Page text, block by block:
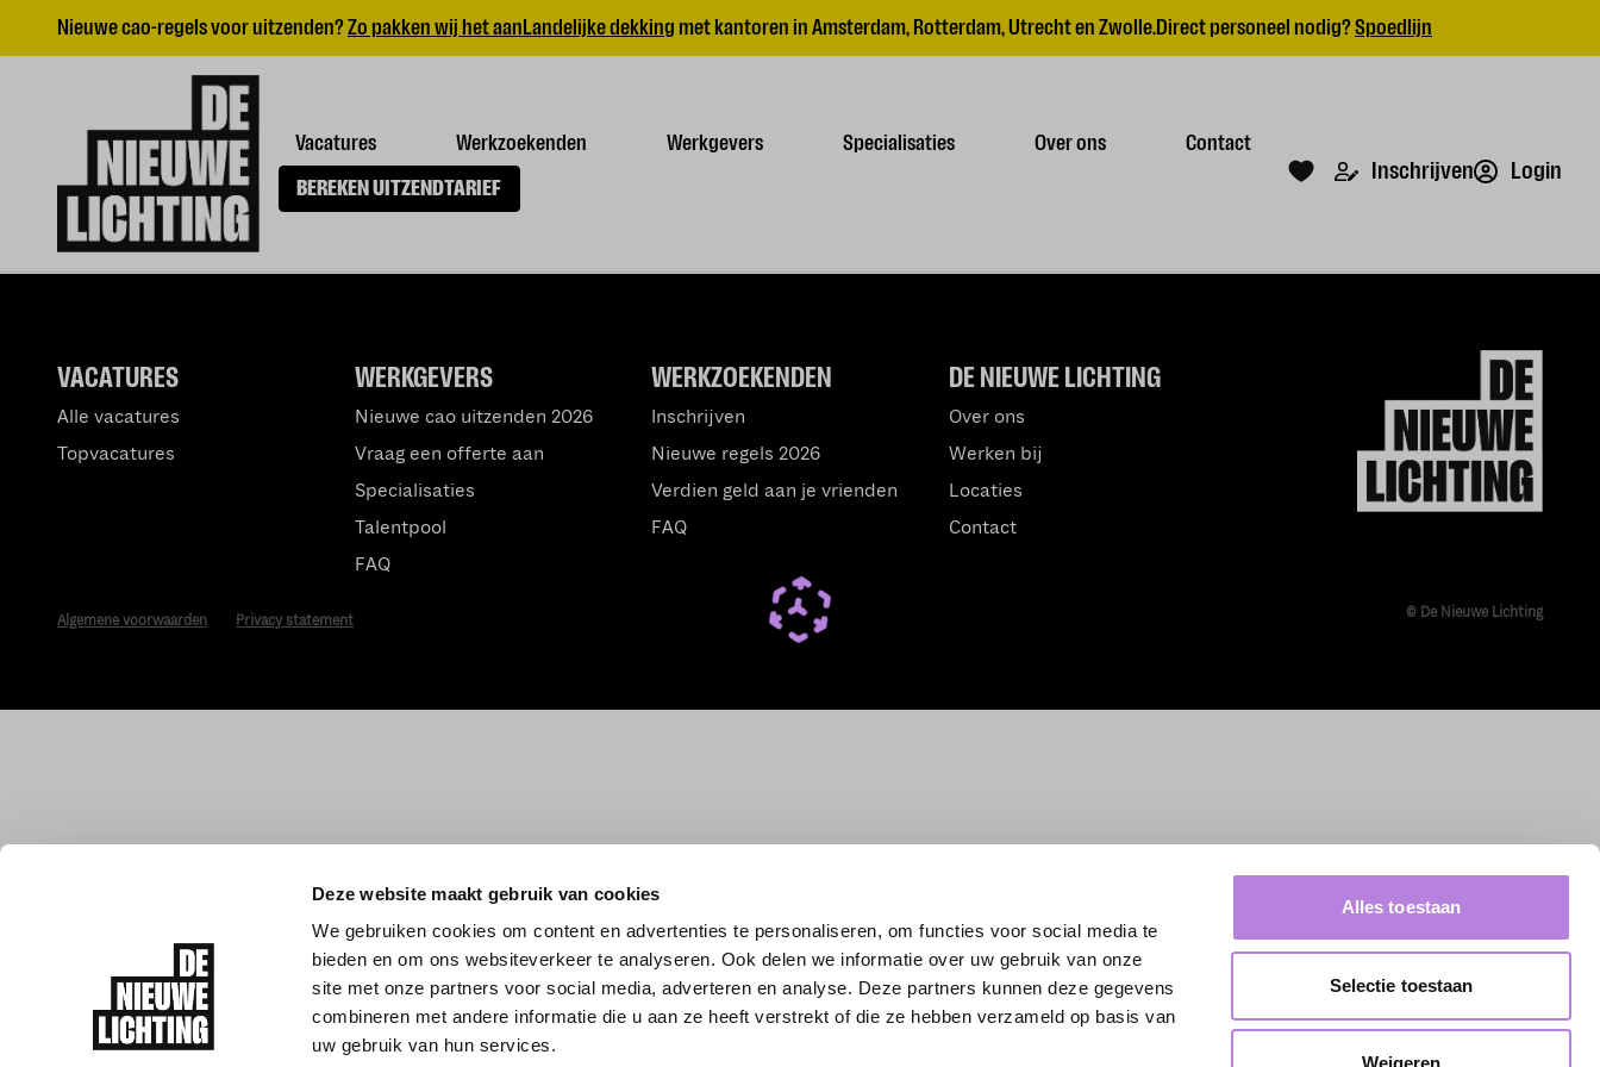
Deze website maakt gebruik van cookies
We gebruiken cookies om content en advertenties te personaliseren, om functies voor social media te
bieden en om ons websiteverkeer te analyseren. Ook delen we informatie over uw gebruik van onze
site met onze partners voor social media, adverteren en analyse. Deze partners kunnen deze gegevens
combineren met andere informatie die u aan ze heeft verstrekt of die ze hebben verzameld op basis van
uw gebruik van hun services.
Alles toestaan
Selectie toestaan
Weigeren
Nieuwe cao-regels voor uitzenden?Zo pakken wij het aanLandelijke dekking met kantoren in Amsterdam, Rotterdam, Utrecht en Zwolle.Direct personeel nodig?Spoedlijn
Vacatures Werkzoekenden Werkgevers Specialisaties Over ons
Contact
BEREKEN UITZENDTARIEF
Inschrijven Login
DE NIEUWE LICHTING
Over ons
Werken bij
Locaties
Contact
WERKZOEKENDEN
Inschrijven
Nieuwe regels 2026
Verdien geld aan je vrienden
FAQ
WERKGEVERS
Nieuwe cao uitzenden 2026
Vraag een offerte aan
Specialisaties
Talentpool
FAQ
VACATURES
Alle vacatures
Topvacatures
Algemene voorwaarden Privacy statement © De Nieuwe Lichting